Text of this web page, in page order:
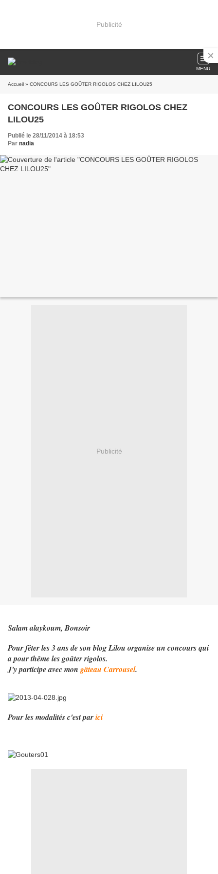
Publicité
MENU
Accueil » CONCOURS LES GOÛTER RIGOLOS CHEZ LILOU25
CONCOURS LES GOÛTER RIGOLOS CHEZ
LILOU25
Publié le 28/11/2014 à 18:53
Par nadia
Publicité
Salam alaykoum, Bonsoir
Pour fêter les 3 ans de son blog Lilou organise un concours qui
a pour thême les goûter rigolos.
J'y participe avec mon gâteau Carrousel.
Pour les modalités c'est parici